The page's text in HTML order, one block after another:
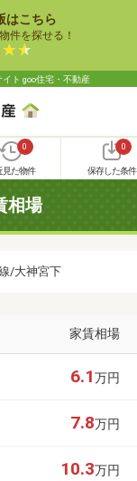
はこちら
件を探せる！
ト goo住宅・不動産
0
見た物件
0
保存した条件
相場
/大神宮下
家賃相場
6.1万円
7.8万円
10.3万円